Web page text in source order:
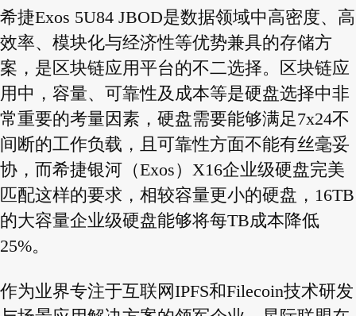
希捷Exos 5U84 JBOD是数据领域中高密度、高
效率、模块化与经济性等优势兼具的存储方
案，是区块链应用平台的不二选择。区块链应
用中，容量、可靠性及成本等是硬盘选择中非
常重要的考量因素，硬盘需要能够满足7x24不
间断的工作负载，且可靠性方面不能有丝毫妥
协，而希捷银河（Exos）X16企业级硬盘完美
匹配这样的要求，相较容量更小的硬盘，16TB
的大容量企业级硬盘能够将每TB成本降低
25%。
作为业界专注于互联网IPFS和Filecoin技术研发